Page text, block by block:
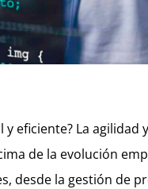
y eficiente? La
de la evolución
desde la gestión de